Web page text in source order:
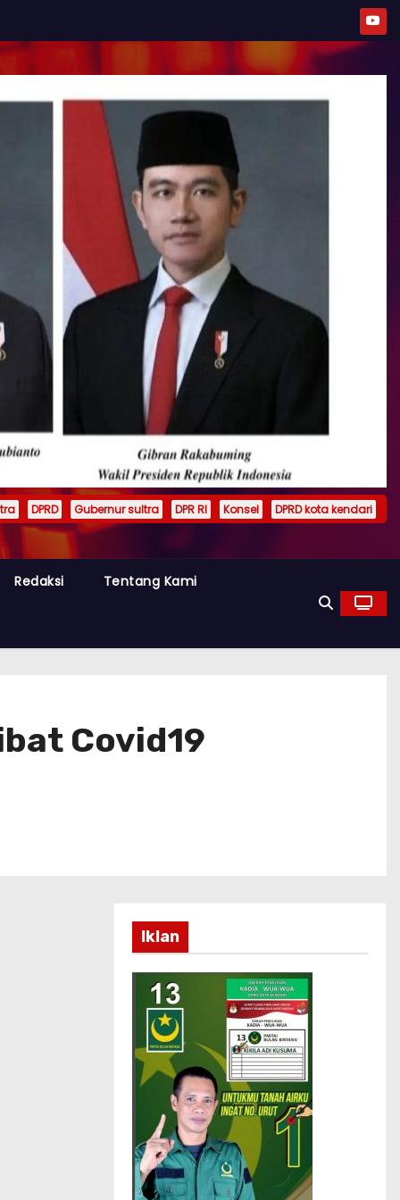
DPRD Gubernur sultra DPR RI Konsel DPRD kota kendari
Redaksi Tentang Kami
Covid19
Iklan